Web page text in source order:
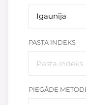
Igaunija
PASTA INDEKS
PIEGĀDE